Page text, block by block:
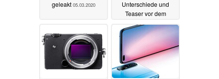
geleakt 05.03.2020
Unterschiede und
Teaser vor dem
Launch05.03.2020